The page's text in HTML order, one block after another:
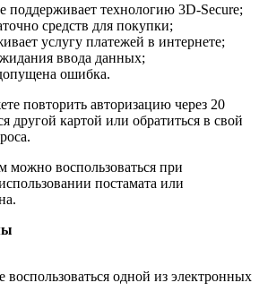
поддерживает технологию 3D-Secure;
средств для покупки;
услугу платежей в интернете;
ввода данных;
ошибка.
повторить авторизацию через 20
другой картой или обратиться в свой
можно воспользоваться при
постамата или
одной из электронных